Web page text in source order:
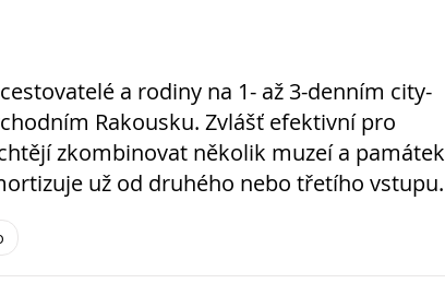
a rodiny na 1- až 3-denním city-
Rakousku. Zvlášť efektivní pro
zkombinovat několik muzeí a památek
už od druhého nebo třetího vstupu.